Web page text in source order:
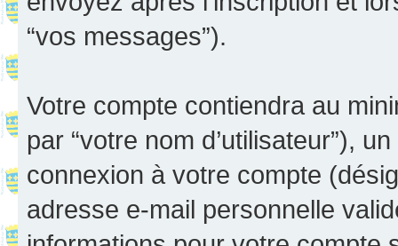
“vos messages”).
Votre compte contiendra au
par “votre nom d’utilisateur”),
connexion à votre compte
adresse e-mail personnelle